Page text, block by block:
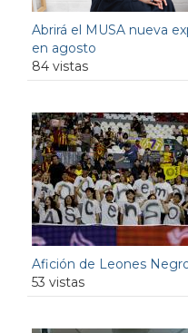
Abrirá el MUSA nueva
en agosto
84 vistas
Afición de Leones
53 vistas